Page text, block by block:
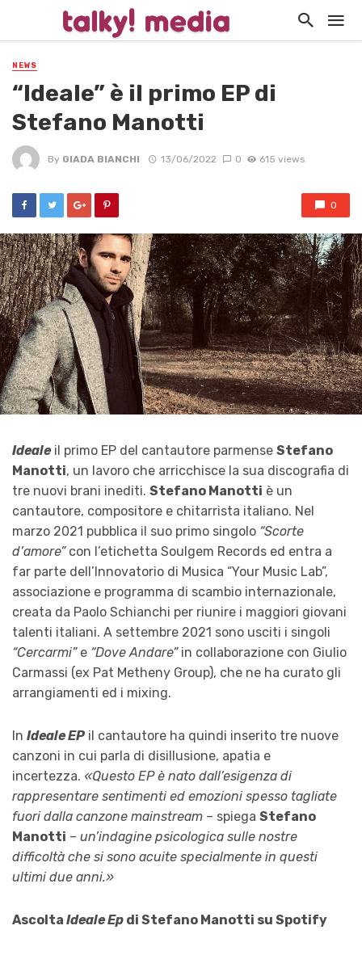
NEWS
“Ideale” è il primo EP di
Stefano Manotti
By GIADA BIANCHI 13/06/2022 0 615 views
0
Idealeil primo EP del cantautore parmense Stefano
Manotti, un lavoro che arricchisce la sua discografia di
tre nuovi brani inediti. Stefano Manotti è un
cantautore, compositore e chitarrista italiano. Nel
marzo 2021 pubblica il suo primo singolo “Scorte
d’amore”con l’etichetta Soulgem Records ed entra a
far parte dell’Innovatorio di Musica “Your Music Lab”,
associazione e programma di scambio internazionale,
creata da Paolo Schianchi per riunire i maggiori giovani
talenti italiani. A settembre 2021 sono usciti i singoli
“Cercarmi”e “Dove Andare”in collaborazione con Giulio
Carmassi (ex Pat Metheny Group), che ne ha curato gli
arrangiamenti ed i mixing.
In Ideale EP il cantautore ha quindi inserito tre nuove
canzoni in cui parla di disillusione, apatia e
incertezza. «Questo EP è nato dall’esigenza di
rappresentare sentimenti ed emozioni spesso tagliate
fuori dalla canzone mainstream – spiega Stefano
Manotti – un’indagine psicologica sulle nostre
difficoltà che si sono acuite specialmente in questi
ultimi due anni.»
Ascolta Ideale Ep di Stefano Manotti su Spotify